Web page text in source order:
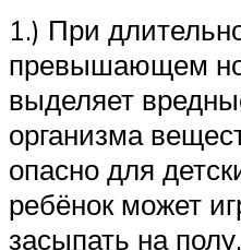
1.) При
превышающем
выделяет
организма
опасно для
ребёнок может
засыпать на